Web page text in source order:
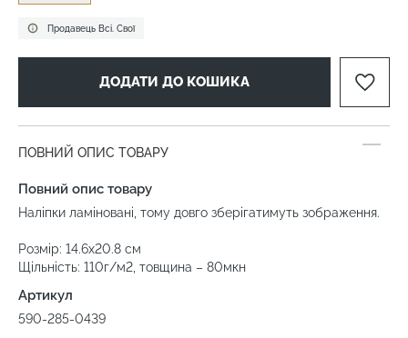
Продавець Всі. Свої
ДОДАТИ ДО КОШИКА
ПОВНИЙ ОПИС ТОВАРУ
Повний опис товару
Наліпки ламіновані, тому довго зберігатимуть зображення.
Розмір: 14.6х20.8 см
Щільність: 110г/м2, товщина – 80мкн
Артикул
590-285-0439